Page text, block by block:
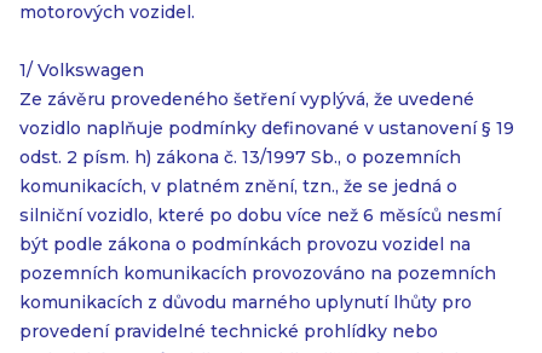
motorových vozidel.
1/ Volkswagen
Ze závěru provedeného šetření vyplývá, že uvedené
vozidlo naplňuje podmínky definované v ustanovení § 19
odst. 2 písm. h) zákona č. 13/1997 Sb., o pozemních
komunikacích, v platném znění, tzn., že se jedná o
silniční vozidlo, které po dobu více než 6 měsíců nesmí
být podle zákona o podmínkách provozu vozidel na
pozemních komunikacích provozováno na pozemních
komunikacích z důvodu marného uplynutí lhůty pro
provedení pravidelné technické prohlídky nebo